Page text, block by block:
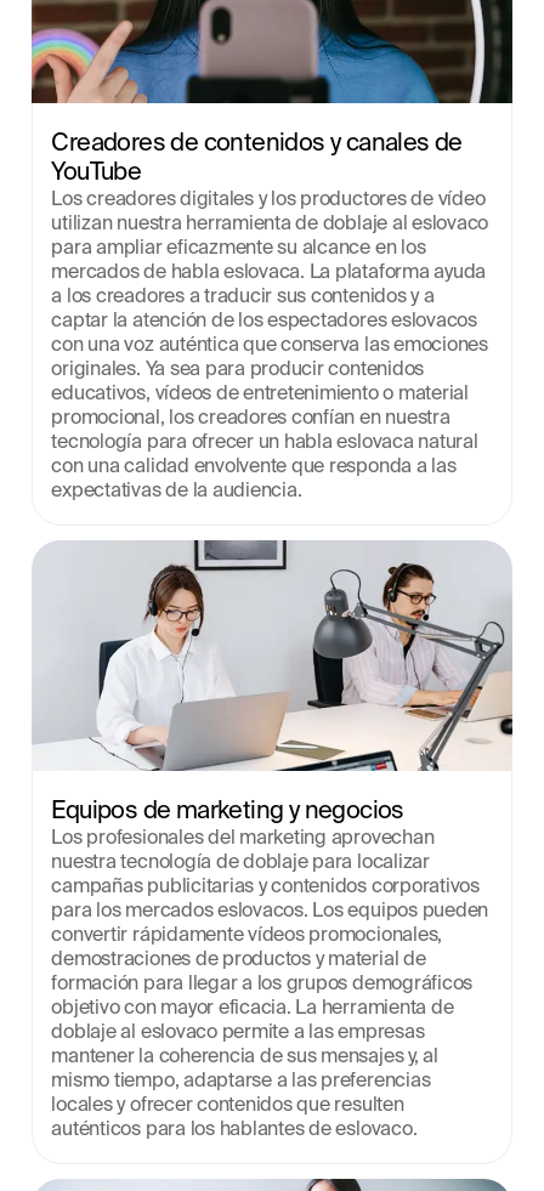
Creadores de contenidos y canales de
YouTube
Los creadores digitales y los productores de vídeo
utilizan nuestra herramienta de doblaje al eslovaco
para ampliar eficazmente su alcance en los
mercados de habla eslovaca. La plataforma ayuda
a los creadores a traducir sus contenidos y a
captar la atención de los espectadores eslovacos
con una voz auténtica que conserva las emociones
originales. Ya sea para producir contenidos
educativos, vídeos de entretenimiento o material
promocional, los creadores confían en nuestra
tecnología para ofrecer un habla eslovaca natural
con una calidad envolvente que responda a las
expectativas de la audiencia.
Equipos de marketing y negocios
Los profesionales del marketing aprovechan
nuestra tecnología de doblaje para localizar
campañas publicitarias y contenidos corporativos
para los mercados eslovacos. Los equipos pueden
convertir rápidamente vídeos promocionales,
demostraciones de productos y material de
formación para llegar a los grupos demográficos
objetivo con mayor eficacia. La herramienta de
doblaje al eslovaco permite a las empresas
mantener la coherencia de sus mensajes y, al
mismo tiempo, adaptarse a las preferencias
locales y ofrecer contenidos que resulten
auténticos para los hablantes de eslovaco.